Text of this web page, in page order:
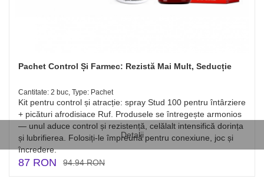
Detalii
Pachet Control Și Farmec: Rezistă Mai Mult, Seducție
Cantitate: 2 buc, Type: Pachet
Kit pentru control și atracție: spray Stud 100 pentru întârziere
+ picături afrodisiace Ruf. Produsele se întregește armonios
— unul aduce control și rezistență, celălalt intensifică dorința
și lubrifierea. Folosiți-le împreună pentru conexiune, joc și
încredere.
87 RON 94.94 RON